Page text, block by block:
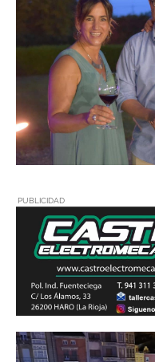
PUBLICIDAD